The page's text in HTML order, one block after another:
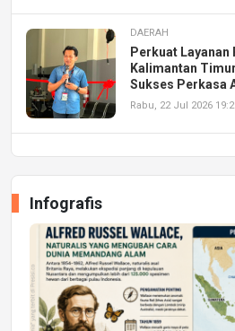
DAERAH
Perkuat
Kalimantan
Sukses Perkasa
Rabu, 22 Jul 2026
Peluang Kerja
Jumat, 17 Jul 2026
DAERAH
Astra Motor
Mahasiswa
Honda SDGs
Infografis